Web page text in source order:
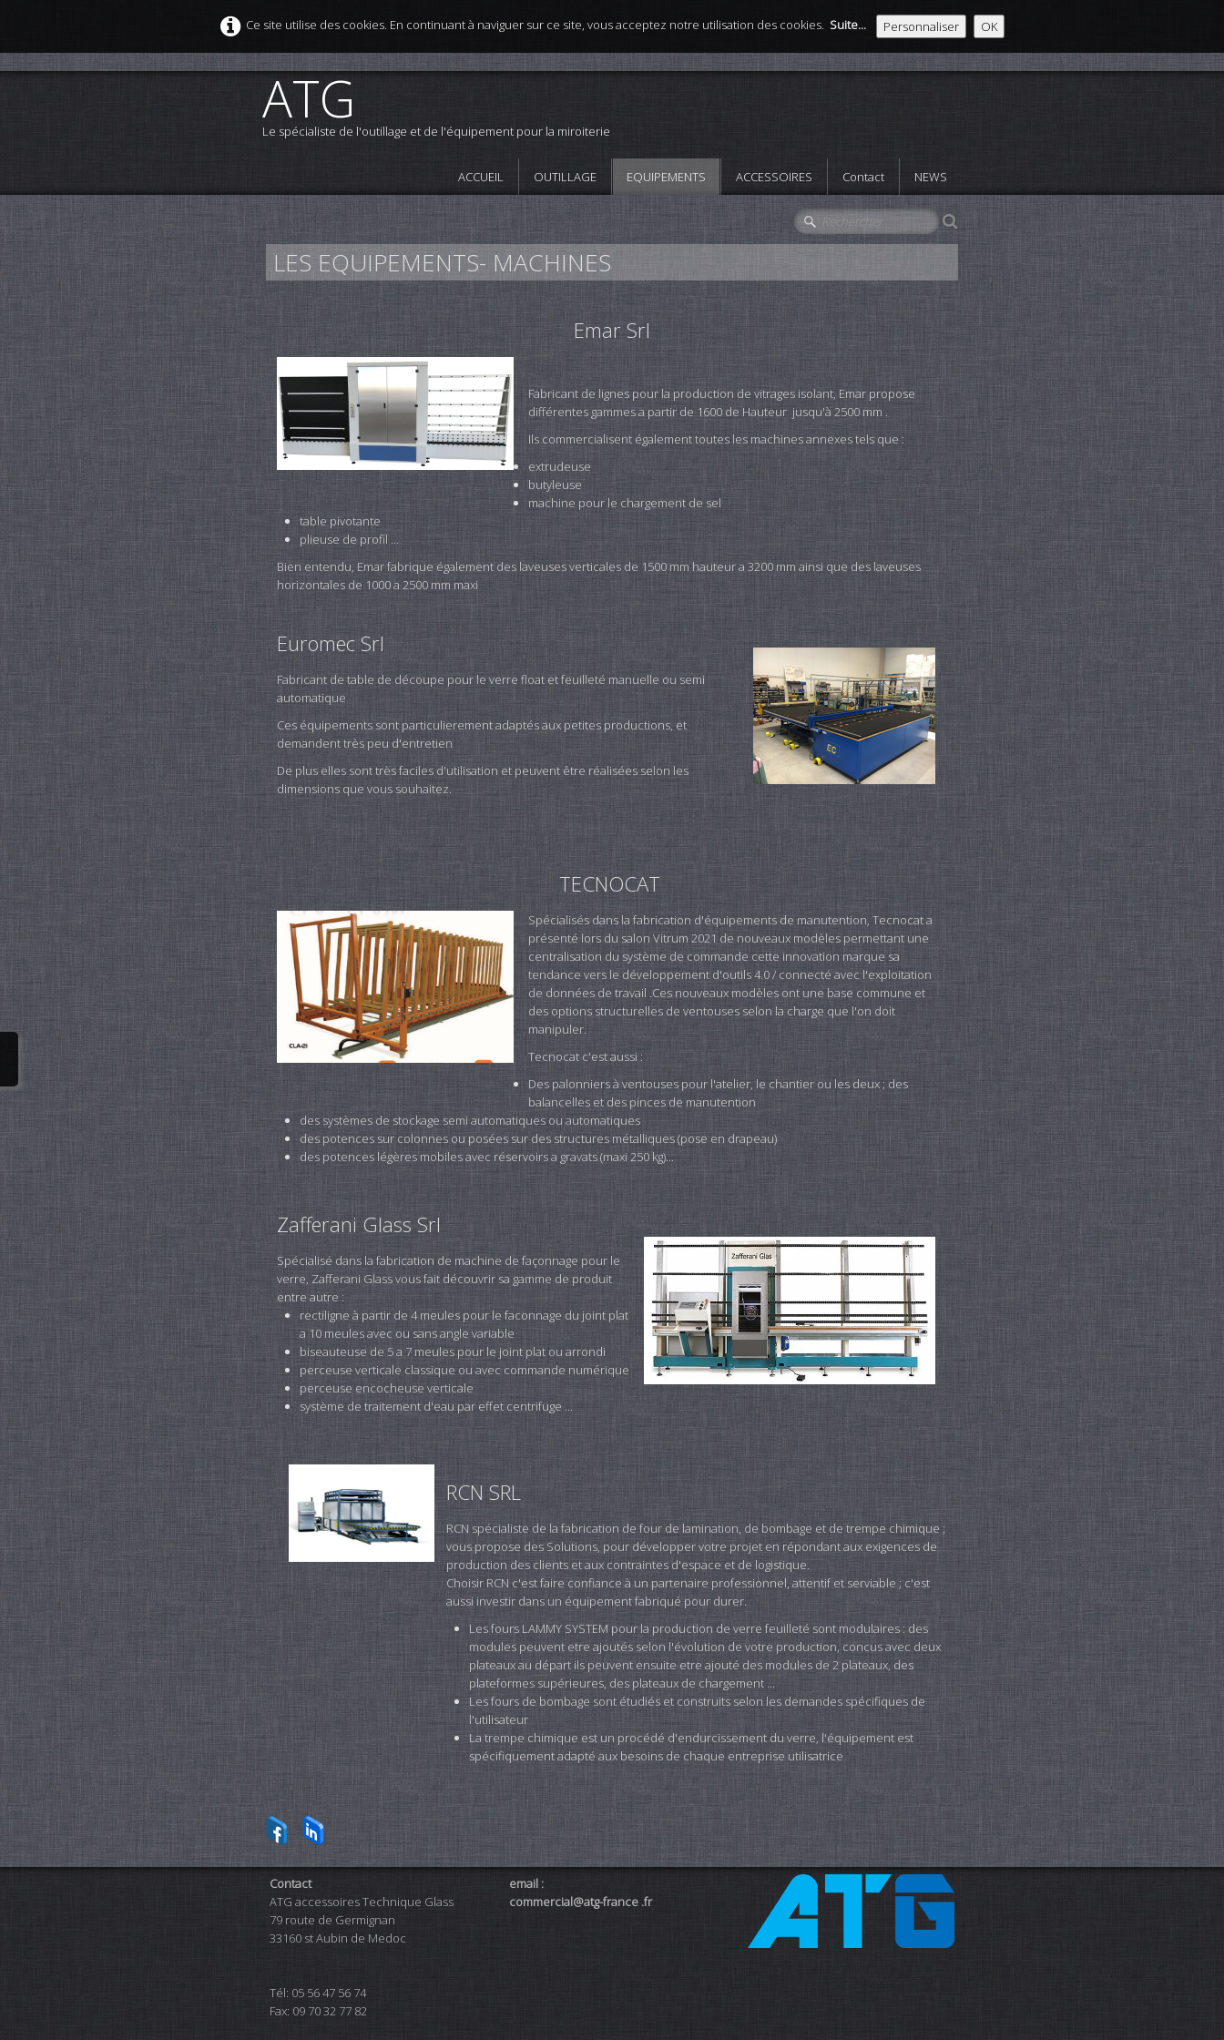
Ce site utilise des cookies. En continuant à naviguer sur ce site, vous acceptez notre utilisation des cookies. Suite... Personnaliser OK
ATG
Le spécialiste de l'outillage et de l'équipement pour la miroiterie
ACCUEIL OUTILLAGE EQUIPEMENTS ACCESSOIRES Contact NEWS
LES EQUIPEMENTS- MACHINES
Emar Srl
Fabricant de lignes pour la production de vitrages isolant, Emar propose
différentes gammes a partir de 1600 de Hauteur jusqu'à 2500 mm .
Ils commercialisent également toutes les machines annexes tels que :
extrudeuse
butyleuse
machine pour le chargement de sel
table pivotante
plieuse de profil ...
Bien entendu, Emar fabrique également des laveuses verticales de 1500 mm hauteur a 3200 mm ainsi que des laveuses
horizontales de 1000 a 2500 mm maxi
Euromec Srl
Fabricant de table de découpe pour le verre float et feuilleté manuelle ou semi
automatique
Ces équipements sont particulierement adaptés aux petites productions, et
demandent très peu d'entretien
De plus elles sont très faciles d'utilisation et peuvent être réalisées selon les
dimensions que vous souhaitez.
TECNOCAT
Spécialisés dans la fabrication d'équipements de manutention, Tecnocat a
présenté lors du salon Vitrum 2021 de nouveaux modèles permettant une
centralisation du système de commande cette innovation marque sa
tendance vers le développement d'outils 4.0 / connecté avec l'exploitation
de données de travail .Ces nouveaux modèles ont une base commune et
des options structurelles de ventouses selon la charge que l'on doit
manipuler.
Tecnocat c'est aussi :
Des palonniers à ventouses pour l'atelier, le chantier ou les deux ; des
balancelles et des pinces de manutention
des systèmes de stockage semi automatiques ou automatiques
des potences sur colonnes ou posées sur des structures métalliques (pose en drapeau)
des potences légères mobiles avec réservoirs a gravats (maxi 250 kg)...
Zafferani Glass Srl
Spécialisé dans la fabrication de machine de façonnage pour le
verre, Zafferani Glass vous fait découvrir sa gamme de produit
entre autre :
rectiligne à partir de 4 meules pour le faconnage du joint plat
a 10 meules avec ou sans angle variable
biseauteuse de 5 a 7 meules pour le joint plat ou arrondi
perceuse verticale classique ou avec commande numérique
perceuse encocheuse verticale
système de traitement d'eau par effet centrifuge ...
RCN SRL
RCN spécialiste de la fabrication de four de lamination, de bombage et de trempe chimique ;
vous propose des Solutions, pour développer votre projet en répondant aux exigences de
production des clients et aux contraintes d'espace et de logistique.
Choisir RCN c'est faire confiance à un partenaire professionnel, attentif et serviable ; c'est
aussi investir dans un équipement fabriqué pour durer.
Les fours LAMMY SYSTEM pour la production de verre feuilleté sont modulaires : des
modules peuvent etre ajoutés selon l'évolution de votre production, concus avec deux
plateaux au départ ils peuvent ensuite etre ajouté des modules de 2 plateaux, des
plateformes supérieures, des plateaux de chargement ...
Les fours de bombage sont étudiés et construits selon les demandes spécifiques de
l'utilisateur
La trempe chimique est un procédé d'endurcissement du verre, l'équipement est
spécifiquement adapté aux besoins de chaque entreprise utilisatrice
Contact
ATG accessoires Technique Glass
79 route de Germignan
33160 st Aubin de Medoc
Tél: 05 56 47 56 74
Fax: 09 70 32 77 82
email :
commercial@atg-france .fr